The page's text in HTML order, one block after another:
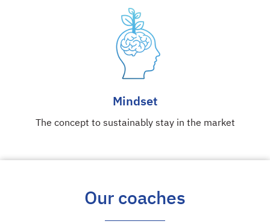
Mindset
The concept to sustainably stay in the market
Our coaches